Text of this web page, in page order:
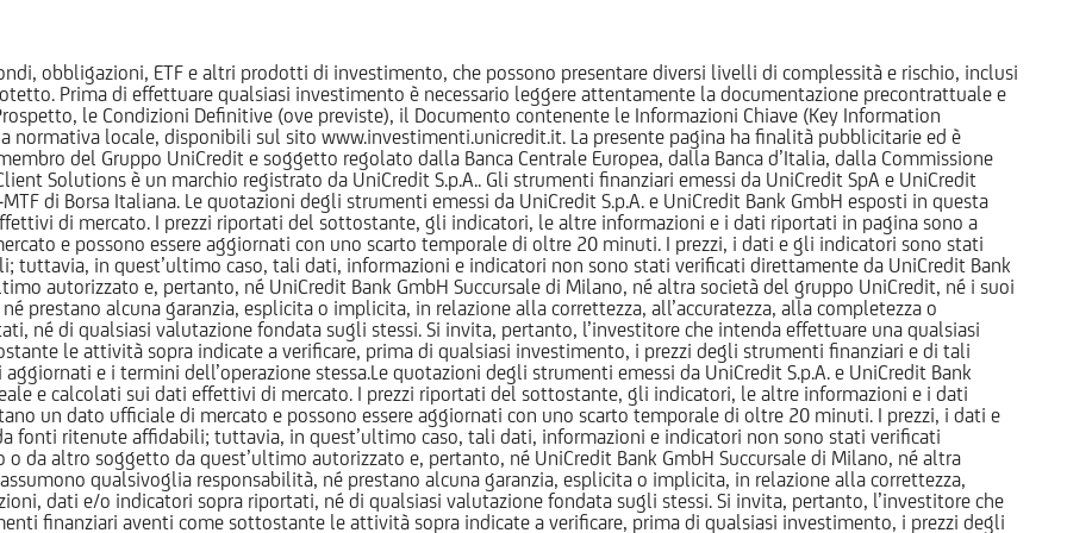
obbligazioni, ETF e altri prodotti di investimento, che possono presentare diversi livelli di complessità e rischio, inclusi
Prima di effettuare qualsiasi investimento è necessario leggere attentamente la documentazione precontrattuale e
le Condizioni Definitive (ove previste), il Documento contenente le Informazioni Chiave (Key Information
normativa locale, disponibili sul sito www.investimenti.unicredit.it. La presente pagina ha finalità pubblicitarie ed è
del Gruppo UniCredit e soggetto regolato dalla Banca Centrale Europea, dalla Banca d’Italia, dalla Commissione
Solutions è un marchio registrato da UniCredit S.p.A.. Gli strumenti finanziari emessi da UniCredit SpA e UniCredit
di Borsa Italiana. Le quotazioni degli strumenti emessi da UniCredit S.p.A. e UniCredit Bank GmbH esposti in questa
di mercato. I prezzi riportati del sottostante, gli indicatori, le altre informazioni e i dati riportati in pagina sono a
e possono essere aggiornati con uno scarto temporale di oltre 20 minuti. I prezzi, i dati e gli indicatori sono stati
in quest’ultimo caso, tali dati, informazioni e indicatori non sono stati verificati direttamente da UniCredit Bank
autorizzato e, pertanto, né UniCredit Bank GmbH Succursale di Milano, né altra società del gruppo UniCredit, né i suoi
prestano alcuna garanzia, esplicita o implicita, in relazione alla correttezza, all’accuratezza, alla completezza o
né di qualsiasi valutazione fondata sugli stessi. Si invita, pertanto, l’investitore che intenda effettuare una qualsiasi
le attività sopra indicate a verificare, prima di qualsiasi investimento, i prezzi degli strumenti finanziari e di tali
e i termini dell’operazione stessa.Le quotazioni degli strumenti emessi da UniCredit S.p.A. e UniCredit Bank
e calcolati sui dati effettivi di mercato. I prezzi riportati del sottostante, gli indicatori, le altre informazioni e i dati
un dato ufficiale di mercato e possono essere aggiornati con uno scarto temporale di oltre 20 minuti. I prezzi, i dati e
ritenute affidabili; tuttavia, in quest’ultimo caso, tali dati, informazioni e indicatori non sono stati verificati
da altro soggetto da quest’ultimo autorizzato e, pertanto, né UniCredit Bank GmbH Succursale di Milano, né altra
qualsivoglia responsabilità, né prestano alcuna garanzia, esplicita o implicita, in relazione alla correttezza,
dati e/o indicatori sopra riportati, né di qualsiasi valutazione fondata sugli stessi. Si invita, pertanto, l’investitore che
finanziari aventi come sottostante le attività sopra indicate a verificare, prima di qualsiasi investimento, i prezzi degli